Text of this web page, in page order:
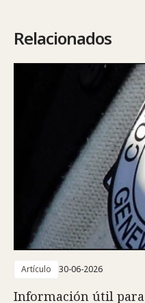
Relacionados
Artículo 30-06-2026
Información útil para